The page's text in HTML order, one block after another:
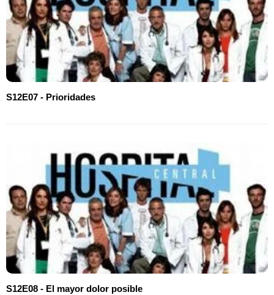
S12E07 - Prioridades
S12E08 - El mayor dolor posible